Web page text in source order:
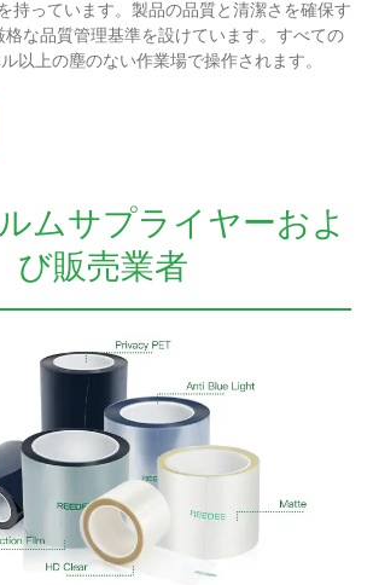
持っています。製品の品質と清潔さを確保す
格な品質管理基準を設けています。すべての
以上の塵のない作業場で操作されます。
ムサプライヤーおよ
び販売業者